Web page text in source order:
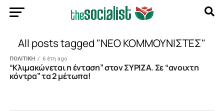
All posts tagged "ΝΕΟ ΚΟΜΜΟΥΝΙΣΤΕΣ"
ΠΟΛΙΤΙΚΗ 6 έτη ago
“Κλιμακώνεται η ένταση” στον ΣΥΡΙΖΑ. Σε “ανοιχτη
κόντρα” τα 2 μέτωπα!